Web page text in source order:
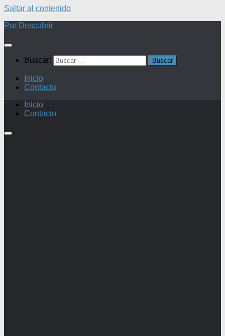
Saltar al contenido
Por Descubrir
Buscar:
Inicio
Contacto
Inicio
Contacto